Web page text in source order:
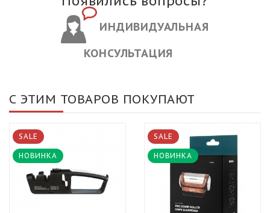
ИНДИВИДУАЛЬНАЯ
КОНСУЛЬТАЦИЯ
С ЭТИМ ТОВАРОВ ПОКУПАЮТ
SALE
НОВИНКА
SALE
НОВИНКА